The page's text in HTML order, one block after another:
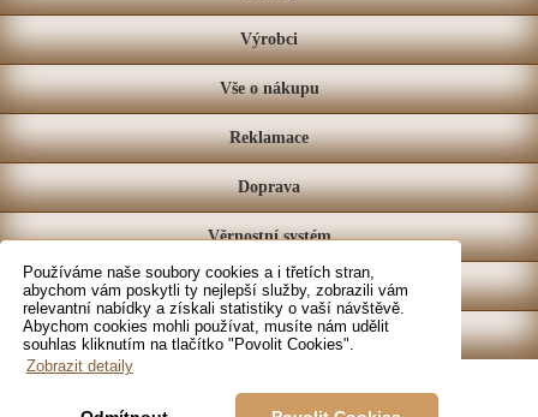
Používáme naše soubory cookies a i třetích stran,
abychom vám poskytli ty nejlepší služby, zobrazili vám
relevantní nabídky a získali statistiky o vaší návštěvě.
Abychom cookies mohli používat, musíte nám udělit
souhlas kliknutím na tlačítko "Povolit Cookies".
Zobrazit detaily
Výrobci
Vše o nákupu
Reklamace
Doprava
Věrnostní systém
Prodejna
Kontakt